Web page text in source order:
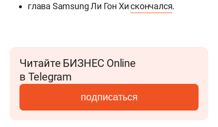
глава Samsung Ли Гон Хискончался.
Читайте БИЗНЕС Online
в Telegram
подписаться